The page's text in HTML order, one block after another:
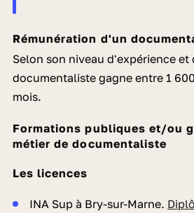
Rémunération d'un
Selon son niveau d'expérience et
documentaliste gagne entre 1
mois.
Formations publiques et/ou gratuites au
métier de documentaliste
Les licences
INA Sup à Bry-sur-Marne.